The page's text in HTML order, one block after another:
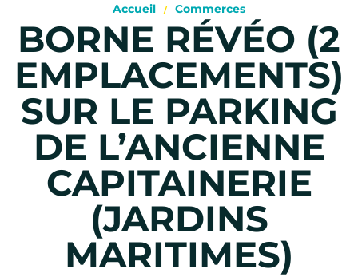
Accueil Commerces
BORNE RÉVÉO (2
EMPLACEMENTS)
SUR LE PARKING
DE L’ANCIENNE
CAPITAINERIE
(JARDINS
MARITIMES)